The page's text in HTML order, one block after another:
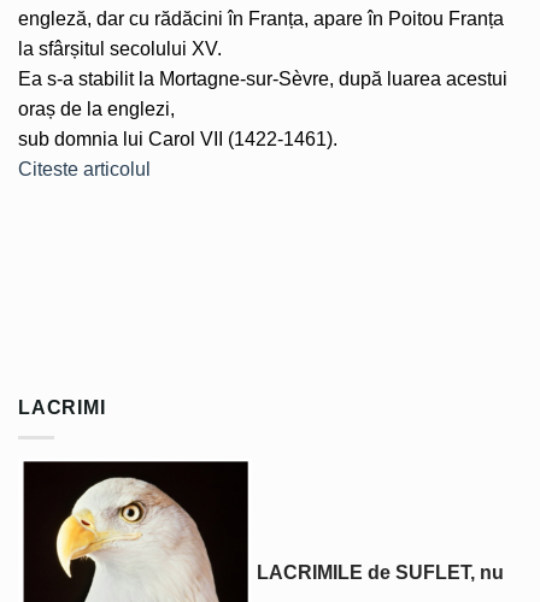
engleză, dar cu rădăcini în Franța, apare în Poitou Franța
la sfârșitul secolului XV.
Ea s-a stabilit la Mortagne-sur-Sèvre, după luarea acestui
oraș de la englezi,
sub domnia lui Carol VII (1422-1461).
Citeste articolul
LACRIMI
LACRIMILE de SUFLET, nu